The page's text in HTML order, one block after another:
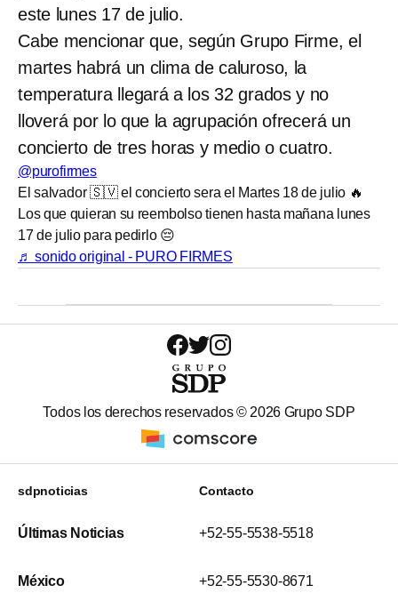
este lunes 17 de julio.
Cabe mencionar que, según Grupo Firme, el
martes habrá un clima de caluroso, la
temperatura llegará a los 32 grados y no
lloverá por lo que la agrupación ofrecerá un
concierto de tres horas y medio o cuatro.
@purofirmes
El salvador 🇸🇻 el concierto sera el Martes 18 de julio 🔥
Los que quieran su reembolso tienen hasta mañana lunes
17 de julio para pedirlo 😔
♬ sonido original - PURO FIRMES
Todos los derechos reservados © 2026 Grupo SDP
sdpnoticias
Últimas Noticias
México
Contacto
+52-55-5538-5518
+52-55-5530-8671